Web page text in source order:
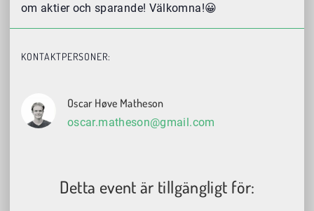
om aktier och sparande! Välkomna!😀
KONTAKTPERSONER:
Oscar Høve Matheson
oscar.matheson@gmail.com
Detta event är tillgängligt för: